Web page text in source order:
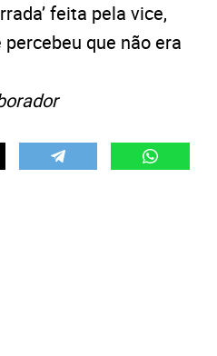
feita pela vice,
que não era